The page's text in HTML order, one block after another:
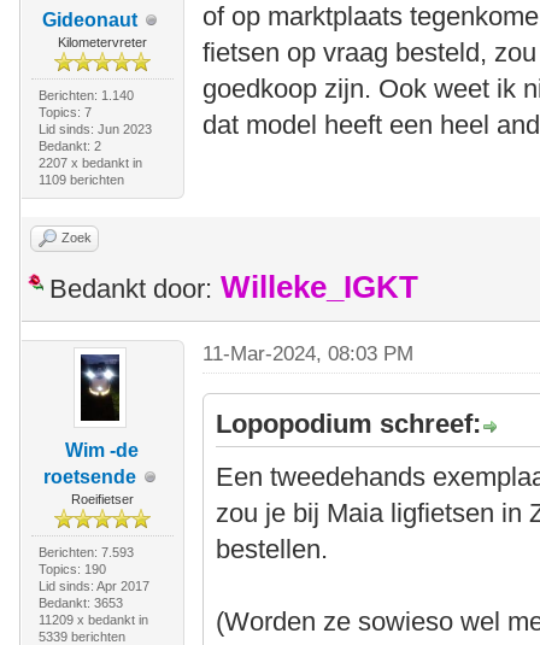
Gideonaut
Kilometervreter
Berichten: 1.140
Topics: 7
Lid sinds: Jun 2023
Bedankt: 2
2207 x bedankt in
1109 berichten
of op marktplaats
fietsen op vraag besteld,
goedkoop zijn. Ook weet ik
dat model heeft een heel
Zoek
Bedankt door: Willeke_IGKT
Wim -de
roetsende
Roeifietser
Berichten: 7.593
Topics: 190
Lid sinds: Apr 2017
Bedankt: 3653
11209 x bedankt in
5339 berichten
11-Mar-2024, 08:03 PM
Lopopodium schreef:
Een tweedehands
zou je bij Maia ligfietsen in
bestellen.
(Worden ze sowieso wel